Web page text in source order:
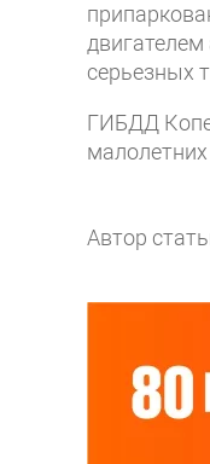
серьезных
ГИБДД
Автор